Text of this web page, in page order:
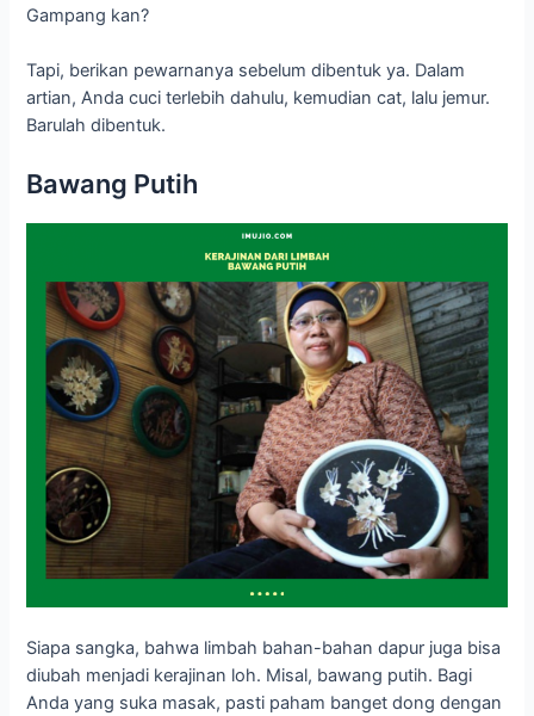
Gampang kan?
Tapi, berikan pewarnanya sebelum dibentuk ya. Dalam
artian, Anda cuci terlebih dahulu, kemudian cat, lalu jemur.
Barulah dibentuk.
Bawang Putih
Siapa sangka, bahwa limbah bahan-bahan dapur juga bisa
diubah menjadi kerajinan loh. Misal, bawang putih. Bagi
Anda yang suka masak, pasti paham banget dong dengan